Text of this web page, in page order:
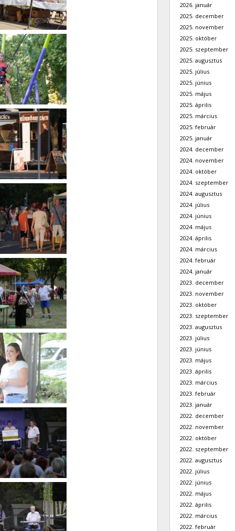
2026. január
2025. december
2025. november
2025. október
2025. szeptember
2025. augusztus
2025. július
2025. június
2025. május
2025. április
2025. március
2025. február
2025. január
2024. december
2024. november
2024. október
2024. szeptember
2024. augusztus
2024. július
2024. június
2024. május
2024. április
2024. március
2024. február
2024. január
2023. december
2023. november
2023. október
2023. szeptember
2023. augusztus
2023. július
2023. június
2023. május
2023. április
2023. március
2023. február
2023. január
2022. december
2022. november
2022. október
2022. szeptember
2022. augusztus
2022. július
2022. június
2022. május
2022. április
2022. március
2022. február